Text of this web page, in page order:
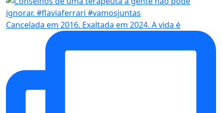
Cancelada em 2016. Exaltada em 2024. A vida é